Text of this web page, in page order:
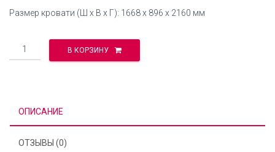
Размер кровати (Ш х В х Г): 1668 х 896 х 2160 мм
Количество В КОРЗИНУ
ОПИСАНИЕ
ОТЗЫВЫ (0)